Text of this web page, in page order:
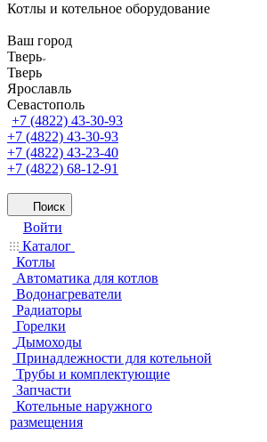
Котлы и котельное оборудование
Ваш город
Тверь
Тверь
Ярославль
Севастополь
+7 (4822) 43-30-93
+7 (4822) 43-30-93
+7 (4822) 43-23-40
+7 (4822) 68-12-91
Поиск
Войти
Каталог
Котлы
Автоматика для котлов
Водонагреватели
Радиаторы
Горелки
Дымоходы
Принадлежности для котельной
Трубы и комплектующие
Запчасти
Котельные наружного
размещения